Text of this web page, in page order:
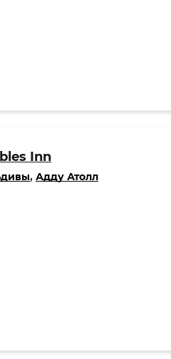
Inn
, Адду Атолл